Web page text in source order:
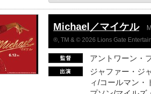
Michael／マイケル
®, TM & © 2026 Lions Gate
アントワーン・
ジャファー・ジ
ィ/コールマン・